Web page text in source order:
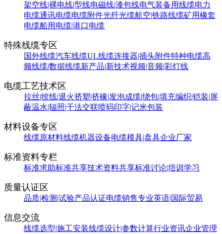
架空线|裸电线|型线电磁线|漆包线电气装备用线缆电力
电缆通讯电缆电缆附件光纤光缆航空|铁路线缆矿用橡套
电缆船用电缆|港口电缆
特殊线缆专区
国外线缆汽车线缆UL线缆连接器|插头附件特种电缆高
频线缆|数据线缆新产品|新技术视频|音频|彩灯线
电缆工艺技术区
拉丝|绞线|退火挤塑|挤橡|发泡成缆|绕包|填充编织|铠装|屏
蔽温水|辐照|干法交联喷码印字|记米包装
材料设备专区
线缆原材料线缆机器设备电缆模具|盘具企业厂家
标准资料专栏
标准求助标准共享技术资料共享标准讨论|培训学习
质量认证区
品质|检测|试验产品认证电缆销售专业英语|国际贸易
信息交流
线缆选型|施工安装线缆设计|参数计算行业资讯企业管理